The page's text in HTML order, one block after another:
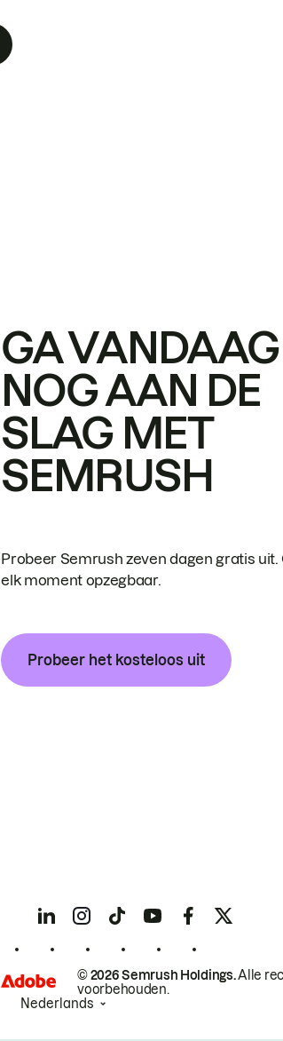
GA VANDAAG
NOG AAN DE
SLAG MET
SEMRUSH
Probeer Semrush zeven dagen gratis uit.
elk moment opzegbaar.
Probeer het kosteloos uit
© 2026 Semrush Holdings.Alle
voorbehouden.
Nederlands